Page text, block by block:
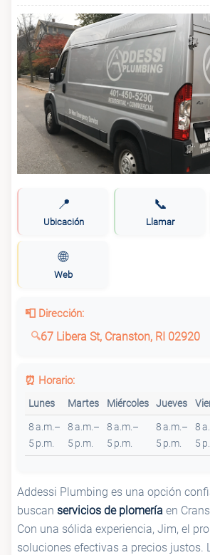
📍
Ubicación
📞
Llamar
🌐
Web
📮 Dirección:
67 Libera St, Cranston, RI 02920
⏰ Horario:
Lunes Martes Miércoles Jueves
8 a.m.–
5 p.m.
8 a.m.–
5 p.m.
8 a.m.–
5 p.m.
8 a.m.–
5 p.m.
8
5
Addessi Plumbing es una opción
buscan servicios de plomería en
Con una sólida experiencia, Jim, el
soluciones efectivas a precios justos.